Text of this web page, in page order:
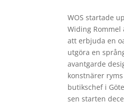
WOS startade
Widing Rommel
att erbjuda en
utgöra en
avantgarde
konstnärer
butikschef i
sen starten